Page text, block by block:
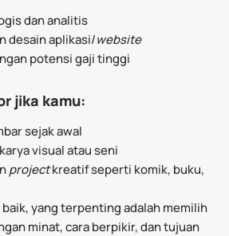
dan analitis
desain aplikasi/website
potensi gaji tinggi
jika kamu:
sejak awal
visual atau seni
projectkreatif seperti komik, buku,
yang terpenting adalah memilih
minat, cara berpikir, dan tujuan